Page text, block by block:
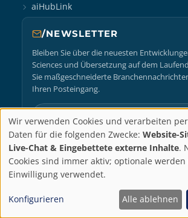
aiHubLink
/NEWSLETTER
Bleiben Sie über die neuesten
Sciences und Übersetzung auf dem
Sie maßgeschneiderte
Ihren Posteingang.
Abonnieren
MADRID
Wir verwenden Cookies und verarbeiten
Daten für die folgenden Zwecke: Website-
Live-Chat & Eingebettete externe Inhalte.
Cookies sind immer aktiv; optionale
Einwilligung verwendet.
Konfigurieren Alle ablehnen